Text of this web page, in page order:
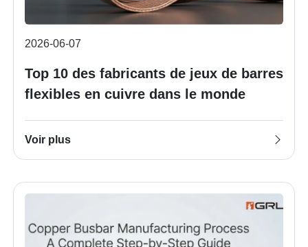
2026-06-07
Top 10 des fabricants de jeux de barres
flexibles en cuivre dans le monde
Voir plus